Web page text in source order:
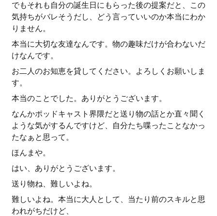
でもそれも自分の誕生日にもらった後の提案だと、この
気持ちがバレそうだし、どう言っていいのか本当にわか
りません。
本当に大切な友達なんです。物の趣味だけが合わないだ
けなんです。
お二人のお知恵を貸してください。よろしくお願いしま
す。
本当のことでした。ありがとうございます。
なんかポッドキャスト界隈だと送り物の話とか直々聞く
ような気がするんですけど、自分たち喋ったことなかっ
たなぁと思って。
ほんまや。
はい、ありがとうございます。
送り物ね、難しいよね。
難しいよね。本当に大人として、当たり前のスキルと思
われがちだけど、